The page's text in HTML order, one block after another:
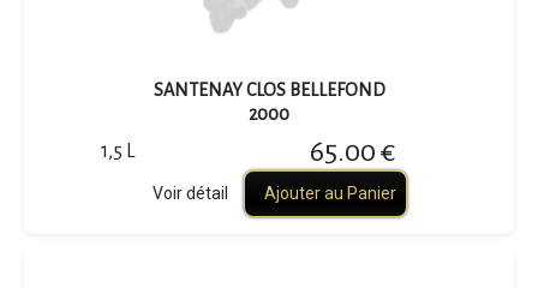
SANTENAY CLOS BELLEFOND
2000
1,5 L 65.00 €
Voir détail Ajouter au Panier